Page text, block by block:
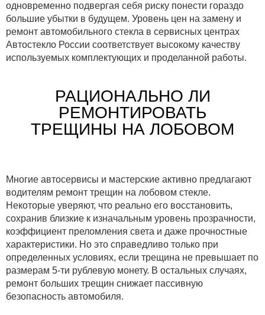
одновременно подвергая себя риску понести гораздо
большие убытки в будущем. Уровень цен на замену и
ремонт автомобильного стекла в сервисных центрах
Автостекло России соответствует высокому качеству
используемых комплектующих и проделанной работы.
РАЦИОНАЛЬНО ЛИ
РЕМОНТИРОВАТЬ
ТРЕЩИНЫ НА ЛОБОВОМ
Многие автосервисы и мастерские активно предлагают
водителям ремонт трещин на лобовом стекле.
Некоторые уверяют, что реально его восстановить,
сохранив близкие к изначальным уровень прозрачности,
коэффициент преломления света и даже прочностные
характеристики. Но это справедливо только при
определенных условиях, если трещина не превышает по
размерам 5-ти рублевую монету. В остальных случаях,
ремонт больших трещин снижает пассивную
безопасность автомобиля.